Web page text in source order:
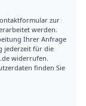
zur
werden.
Ihrer Anfrage
jederzeit für die
widerrufen.
finden Sie